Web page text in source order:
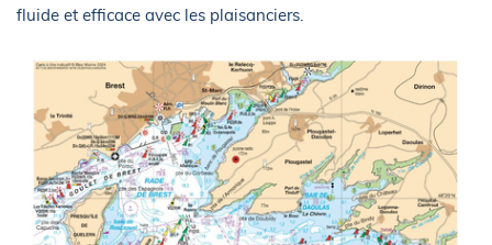
fluide et efficace avec les plaisanciers.